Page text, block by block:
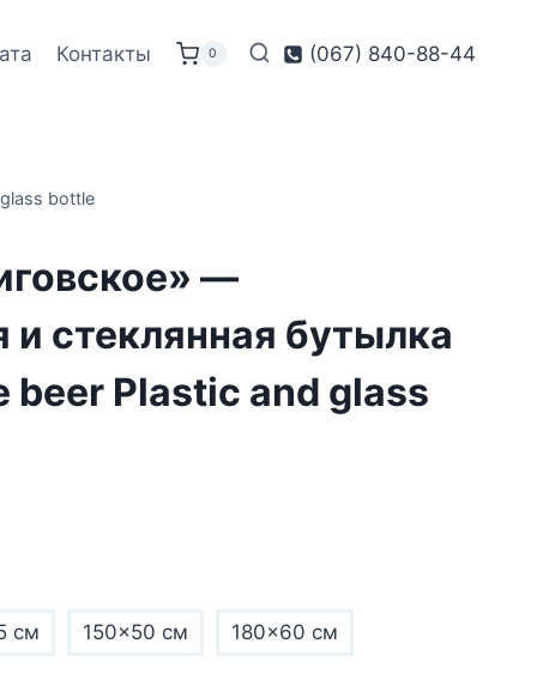
Контакты 0 (067) 840-88-44
bottle
—
и стеклянная бутылка
beer Plastic and glass
см 150×50 см 180×60 см